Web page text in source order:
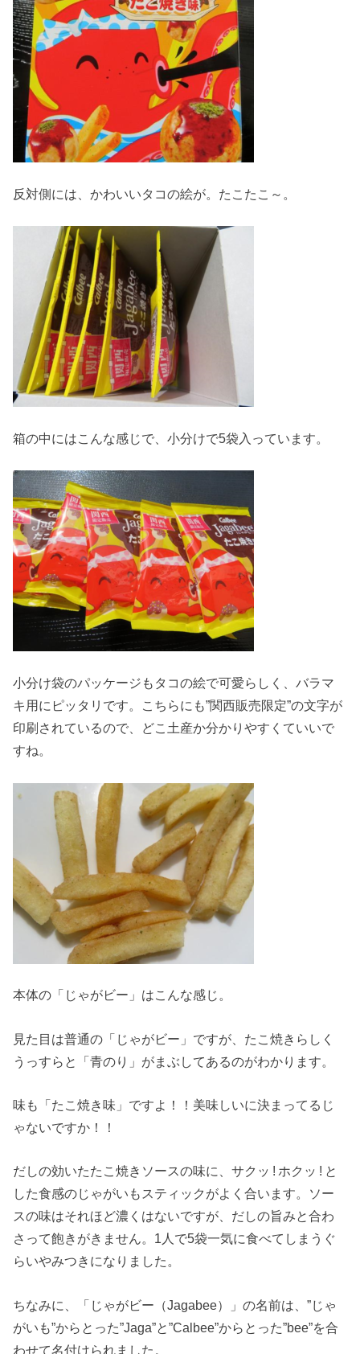
反対側には、かわいいタコの絵が。たこたこ～。
箱の中にはこんな感じで、小分けで5袋入っています。
小分け袋のパッケージもタコの絵で可愛らしく、バラマ
キ用にピッタリです。こちらにも”関西販売限定”の文字が
印刷されているので、どこ土産か分かりやすくていいで
すね。
本体の「じゃがビー」はこんな感じ。
見た目は普通の「じゃがビー」ですが、たこ焼きらしく
うっすらと「青のり」がまぶしてあるのがわかります。
味も「たこ焼き味」ですよ！！美味しいに決まってるじ
ゃないですか！！
だしの効いたたこ焼きソースの味に、サクッ ! ホクッ ! と
した食感のじゃがいもスティックがよく合います。ソー
スの味はそれほど濃くはないですが、だしの旨みと合わ
さって飽きがきません。1人で5袋一気に食べてしまうぐ
らいやみつきになりました。
ちなみに、「じゃがビー（Jagabee）」の名前は、”じゃ
がいも”からとった”Jaga”と”Calbee”からとった”bee”を合
わせて名付けられました。